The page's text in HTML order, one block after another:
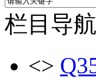
栏目导航
<>